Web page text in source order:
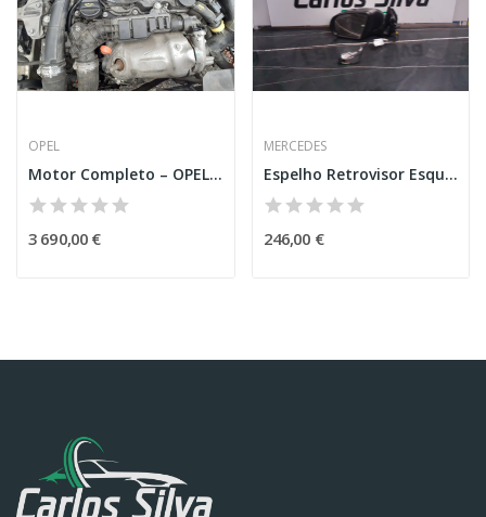
OPEL
Motor Completo – OPEL COMBO (X19)
3 690,00 €
MERCEDES
Espelho Retrovisor Esquerdo – MERCEDES-BENZ...
246,00 €